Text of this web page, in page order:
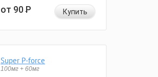
от 90Р Купить
Super P-force
100мг + 60мг